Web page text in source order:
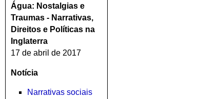
Água: Nostalgias e
Traumas - Narrativas,
Direitos e Políticas na
Inglaterra
17 de abril de 2017
Notícia
Narrativas sociais